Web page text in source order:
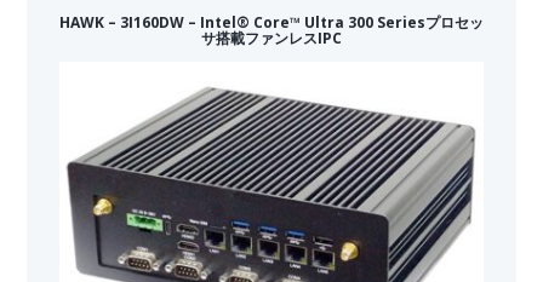
HAWK – 3I160DW – Intel® Core™ Ultra 300 Seriesプロセッ
サ搭載ファンレスIPC